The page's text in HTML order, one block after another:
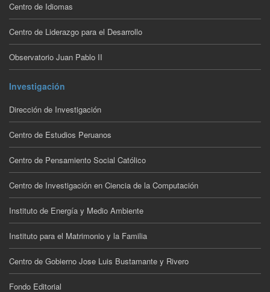
Centro de Idiomas
Centro de Liderazgo para el Desarrollo
Observatorio Juan Pablo II
Investigación
Dirección de Investigación
Centro de Estudios Peruanos
Centro de Pensamiento Social Católico
Centro de Investigación en Ciencia de la Computación
Instituto de Energía y Medio Ambiente
Instituto para el Matrimonio y la Familia
Centro de Gobierno Jose Luis Bustamante y Rivero
Fondo Editorial